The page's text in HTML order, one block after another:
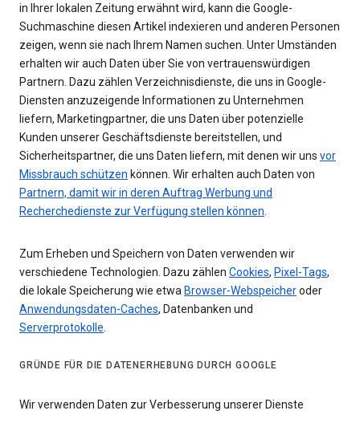
in Ihrer lokalen Zeitung erwähnt wird, kann die Google-
Suchmaschine diesen Artikel indexieren und anderen Personen
zeigen, wenn sie nach Ihrem Namen suchen. Unter Umständen
erhalten wir auch Daten über Sie von vertrauenswürdigen
Partnern. Dazu zählen Verzeichnisdienste, die uns in Google-
Diensten anzuzeigende Informationen zu Unternehmen
liefern, Marketingpartner, die uns Daten über potenzielle
Kunden unserer Geschäftsdienste bereitstellen, und
Sicherheitspartner, die uns Daten liefern, mit denen wir uns vor
Missbrauch schützen können. Wir erhalten auch Daten von
Partnern, damit wir in deren Auftrag Werbung und
Recherchedienste zur Verfügung stellen können.
Zum Erheben und Speichern von Daten verwenden wir
verschiedene Technologien. Dazu zählen Cookies, Pixel-Tags,
die lokale Speicherung wie etwa Browser-Webspeicheroder
Anwendungsdaten-Caches, Datenbanken und
Serverprotokolle.
GRÜNDE FÜR DIE DATENERHEBUNG DURCH GOOGLE
Wir verwenden Daten zur Verbesserung unserer Dienste